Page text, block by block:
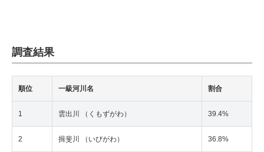
調査結果
順位 一級河川名 割合
1 雲出川 （くもずがわ） 39.4%
2 揖斐川 （いびがわ） 36.8%